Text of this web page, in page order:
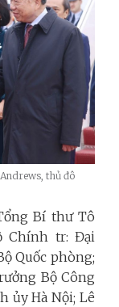
thủ đô
Bí thư Tô
Chính tr: Đại
Quốc phòng;
Bộ Công
ủy Hà Nội; Lê